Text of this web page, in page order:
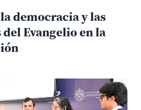
democracia y las
del Evangelio en la